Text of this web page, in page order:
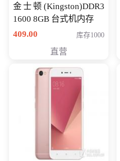
金士顿(Kingston)DDR3
1600 8GB 台式机内存
409.00
库存1000
直营